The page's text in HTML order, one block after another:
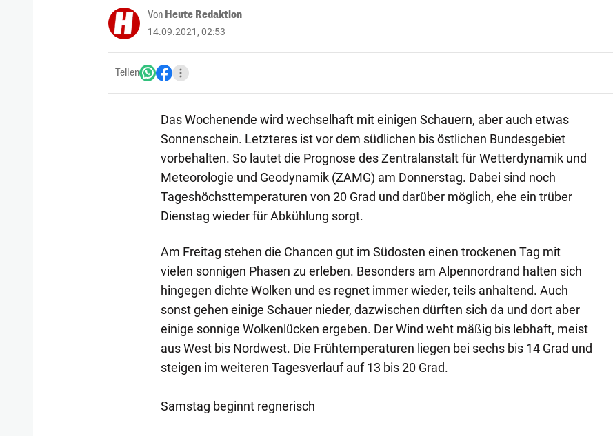
Von Heute Redaktion
14.09.2021, 02:53
Teilen
Das Wochenende wird wechselhaft mit einigen Schauern, aber auch etwas
Sonnenschein. Letzteres ist vor dem südlichen bis östlichen Bundesgebiet
vorbehalten. So lautet die Prognose des Zentralanstalt für Wetterdynamik und
Meteorologie und Geodynamik (ZAMG) am Donnerstag. Dabei sind noch
Tageshöchsttemperaturen von 20 Grad und darüber möglich, ehe ein trüber
Dienstag wieder für Abkühlung sorgt.
Am Freitag stehen die Chancen gut im Südosten einen trockenen Tag mit
vielen sonnigen Phasen zu erleben. Besonders am Alpennordrand halten sich
hingegen dichte Wolken und es regnet immer wieder, teils anhaltend. Auch
sonst gehen einige Schauer nieder, dazwischen dürften sich da und dort aber
einige sonnige Wolkenlücken ergeben. Der Wind weht mäßig bis lebhaft, meist
aus West bis Nordwest. Die Frühtemperaturen liegen bei sechs bis 14 Grad und
steigen im weiteren Tagesverlauf auf 13 bis 20 Grad.
Samstag beginnt regnerisch